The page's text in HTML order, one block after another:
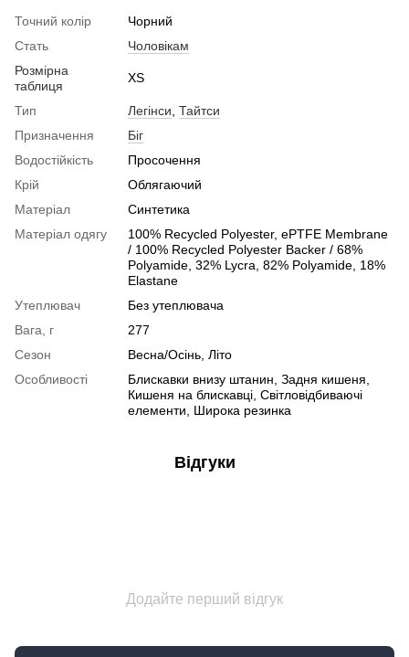
Точний колір
Чорний
Стать
Чоловікам
Розмірна
таблиця
XS
Тип Легінси Тайтси
Призначення
Біг
Водостійкість
Просочення
Крій
Облягаючий
Матеріал
Синтетика
Матеріал одягу
100% Recycled Polyester, ePTFE Membrane
/ 100% Recycled Polyester Backer / 68%
Polyamide, 32% Lycra, 82% Polyamide, 18%
Elastane
Утеплювач
Без утеплювача
Вага, г
277
Сезон
Весна/Осінь, Літо
Особливості
Блискавки внизу штанин, Задня кишеня,
Кишеня на блискавці, Світловідбиваючі
елементи, Широка резинка
Відгуки
Додайте перший відгук